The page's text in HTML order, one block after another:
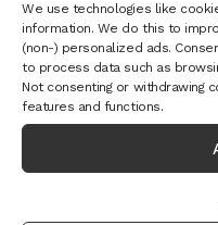
We use technologies like
information. We do this to
(non-) personalized ads.
to process data such as
Not consenting or withdrawing
features and functions.
di ogni prodotto sia in
perche’ porti sulle
Per maggiori